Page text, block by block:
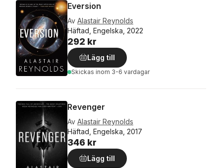
Eversion
Av Alastair Reynolds
Häftad, Engelska, 2022
292 kr
Lägg till
Skickas inom 3-6 vardagar
Revenger
Av Alastair Reynolds
Häftad, Engelska, 2017
346 kr
Lägg till